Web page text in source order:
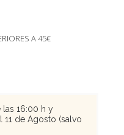
A 45€
las 16:00 h y
de Agosto (salvo